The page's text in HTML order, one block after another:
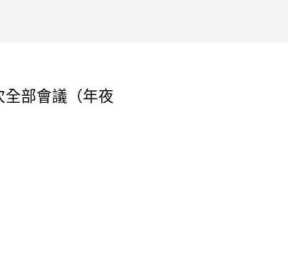
部會議（年夜